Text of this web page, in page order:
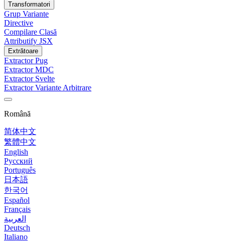
Transformatori
Grup Variante
Directive
Compilare Clasă
Attributify JSX
Extrătoare
Extractor Pug
Extractor MDC
Extractor Svelte
Extractor Variante Arbitrare
Română
简体中文
繁體中文
English
Русский
Português
日本語
한국어
Español
Français
العربية
Deutsch
Italiano